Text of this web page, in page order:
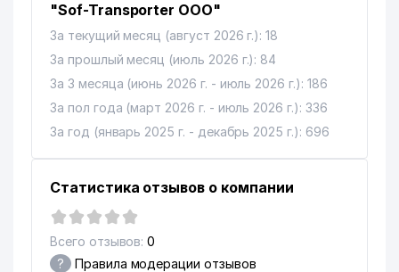
"Sof-Transporter ООО"
За текущий месяц (август 2026 г.): 18
За прошлый месяц (июль 2026 г.): 84
За 3 месяца (июнь 2026 г. - июль 2026 г.): 186
За пол года (март 2026 г. - июль 2026 г.): 336
За год (январь 2025 г. - декабрь 2025 г.): 696
Статистика отзывов о компании
Всего отзывов: 0
? Правила модерации отзывов